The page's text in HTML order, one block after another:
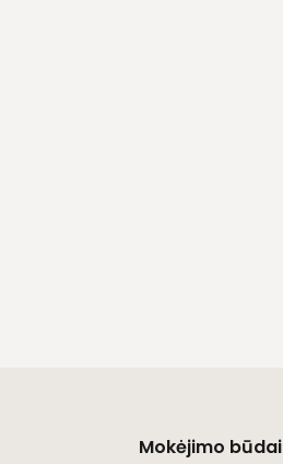
Mokėjimo būdai